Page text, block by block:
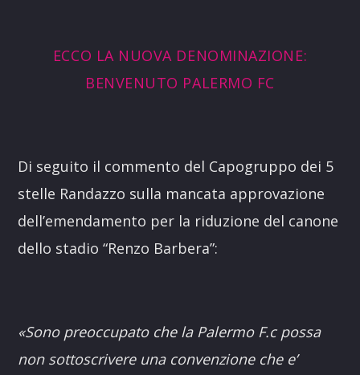
ECCO LA NUOVA DENOMINAZIONE:
BENVENUTO PALERMO FC
Di seguito il commento del Capogruppo dei 5
stelle Randazzo sulla mancata approvazione
dell’emendamento per la riduzione del canone
dello stadio “Renzo Barbera”:
«Sono preoccupato che la Palermo F.c possa
non sottoscrivere una convenzione che e’